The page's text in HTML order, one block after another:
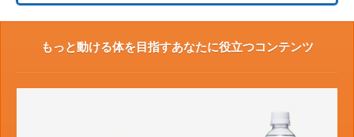
もっと動ける体を目指すあなたに役立つコンテンツ